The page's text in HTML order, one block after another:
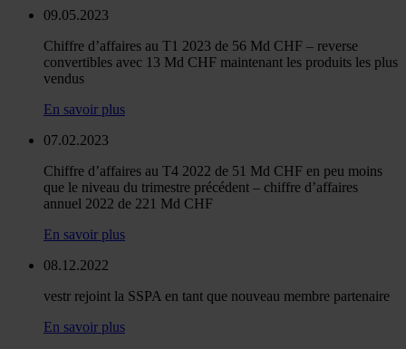
09.05.2023
Chiffre d’affaires au T1 2023 de 56 Md CHF – reverse
convertibles avec 13 Md CHF maintenant les produits les plus
vendus
En savoir plus
07.02.2023
Chiffre d’affaires au T4 2022 de 51 Md CHF en peu moins
que le niveau du trimestre précédent – chiffre d’affaires
annuel 2022 de 221 Md CHF
En savoir plus
08.12.2022
vestr rejoint la SSPA en tant que nouveau membre partenaire
En savoir plus